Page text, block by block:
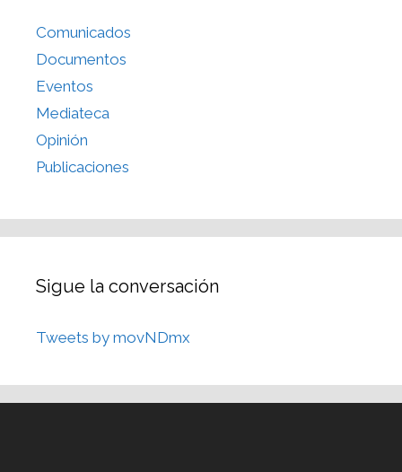
Comunicados
Documentos
Eventos
Mediateca
Opinión
Publicaciones
Sigue la conversación
Tweets by movNDmx